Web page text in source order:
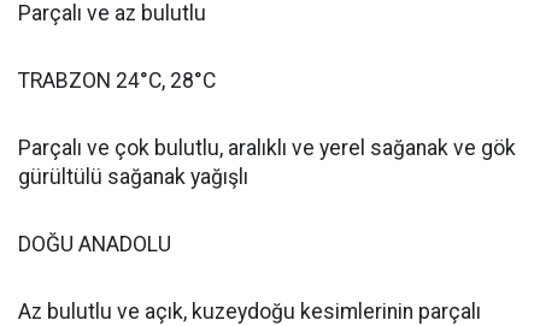
Parçalı ve az bulutlu
TRABZON 24°C, 28°C
Parçalı ve çok bulutlu, aralıklı ve yerel sağanak ve gök
gürültülü sağanak yağışlı
DOĞU ANADOLU
Az bulutlu ve açık, kuzeydoğu kesimlerinin parçalı